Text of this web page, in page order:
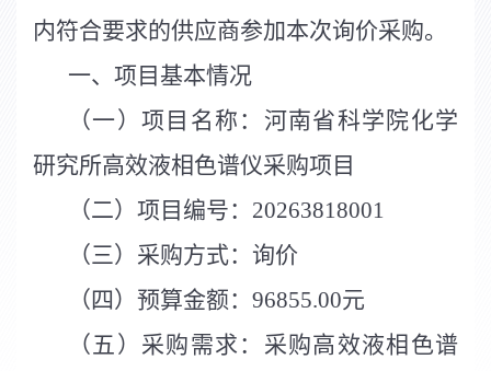
内符合要求的供应商参加本次询价采购。
一、项目基本情况
（一）项目名称：河南省科学院化学
研究所高效液相色谱仪采购项目
（二） 项目编号： 20263818001
（三） 采购方式：询价
（四） 预算金额： 96855.00元
（ 五 ） 采购需求：采购高效液相色谱